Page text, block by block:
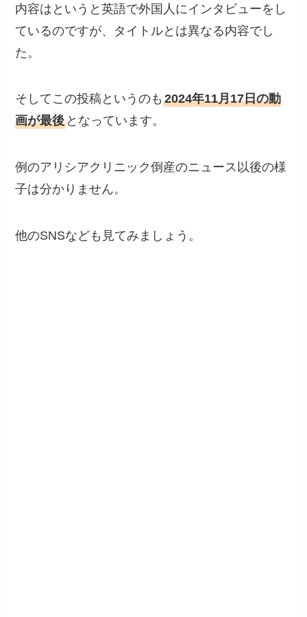
内容はというと英語で外国人にインタビューをし
ているのですが、タイトルとは異なる内容でし
た。
そしてこの投稿というのも2024年11月17日の動
画が最後 となっています。
例のアリシアクリニック倒産のニュース以後の様
子は分かりません。
他のSNSなども見てみましょう。